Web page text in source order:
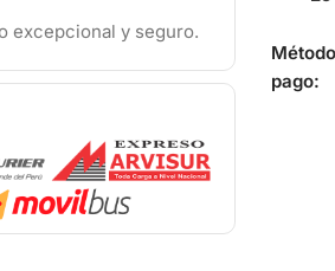
excepcional y seguro.
pago: